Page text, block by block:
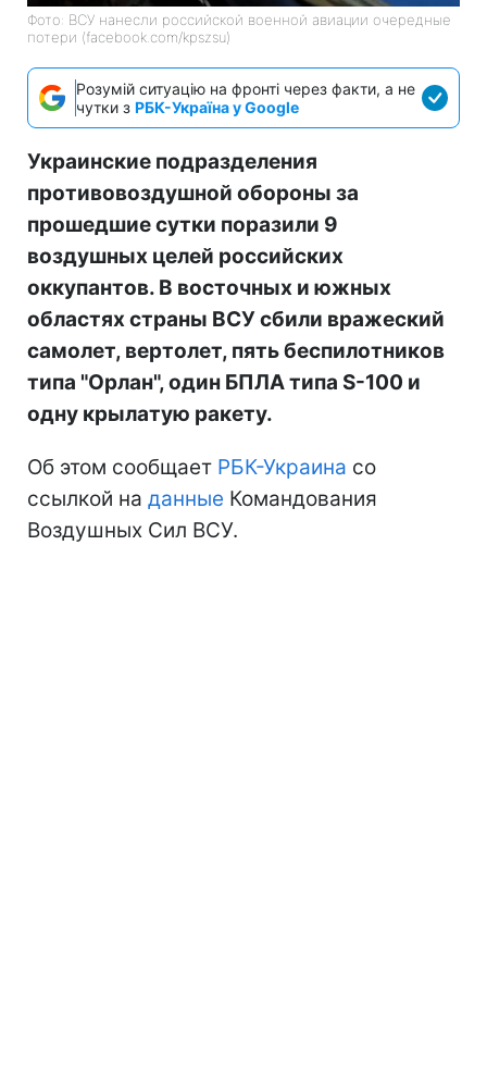
Фото: ВСУ нанесли российской военной авиации очередные
потери (facebook.com/kpszsu)
Розумій ситуацію на фронті через факти, а не
чутки з РБК-Україна у Google
Украинские подразделения
противовоздушной обороны за
прошедшие сутки поразили 9
воздушных целей российских
оккупантов. В восточных и южных
областях страны ВСУ сбили вражеский
самолет, вертолет, пять беспилотников
типа "Орлан", один БПЛА типа S-100 и
одну крылатую ракету.
Об этом сообщает РБК-Украина со
ссылкой на данные Командования
Воздушных Сил ВСУ.